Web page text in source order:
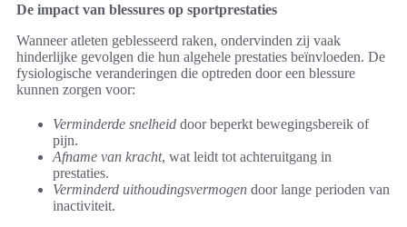
De impact van blessures op sportprestaties
Wanneer atleten geblesseerd raken, ondervinden zij vaak
hinderlijke gevolgen die hun algehele prestaties beïnvloeden. De
fysiologische veranderingen die optreden door een blessure
kunnen zorgen voor:
Verminderde snelheid door beperkt bewegingsbereik of
pijn.
Afname van kracht, wat leidt tot achteruitgang in
prestaties.
Verminderd uithoudingsvermogen door lange perioden van
inactiviteit.